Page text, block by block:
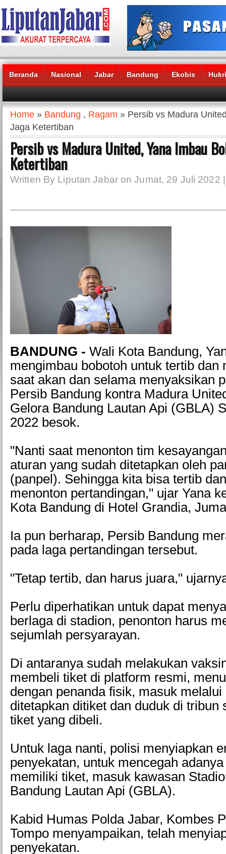
Beranda Nasional Jabar Bandung Ekobis
Headlines News :
Home » Bandung , Ragam » Persib vs Madura
Jaga Ketertiban
Persib vs Madura United, Yana Imbau
Ketertiban
Written By Liputan Jabar on Jumat, 29 Juli 2022
BANDUNG - Wali Kota Bandung,
mengimbau bobotoh untuk tertib dan
saat akan dan selama menyaksikan
Persib Bandung kontra Madura
Gelora Bandung Lautan Api (GBLA)
2022 besok.
"Nanti saat menonton tim
aturan yang sudah ditetapkan oleh
(panpel). Sehingga kita bisa tertib
menonton pertandingan," ujar Yana
Kota Bandung di Hotel Grandia,
Ia pun berharap, Persib Bandung
pada laga pertandingan tersebut.
"Tetap tertib, dan harus juara,"
Perlu diperhatikan untuk dapat
berlaga di stadion, penonton harus
sejumlah persyarayan.
Di antaranya sudah melakukan
membeli tiket di platform resmi,
dengan penanda fisik, masuk
ditetapkan ditiket dan duduk di tribun
tiket yang dibeli.
Untuk laga nanti, polisi menyiapkan
penyekatan, untuk mencegah
memiliki tiket, masuk kawasan
Bandung Lautan Api (GBLA).
Kabid Humas Polda Jabar, Kombes
Tompo menyampaikan, telah
penyekatan.